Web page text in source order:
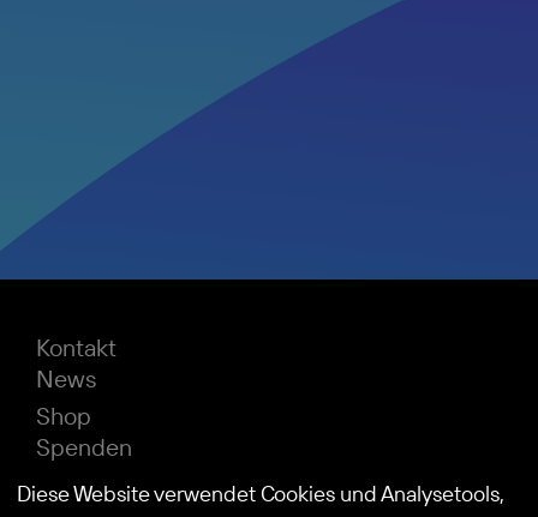
Kontakt
News
Shop
Spenden
Impressum
Diese Website verwendet Cookies und Analysetools,